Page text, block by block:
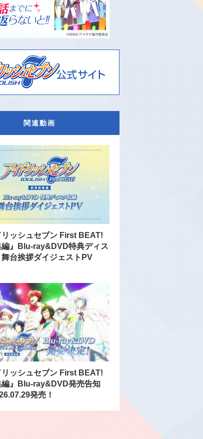
関連動画
リッシュセブン First BEAT!
編』Blu-ray&DVD特典ディス
台挨拶ダイジェストPV
リッシュセブン First BEAT!
編』Blu-ray&DVD発売告知
発売！